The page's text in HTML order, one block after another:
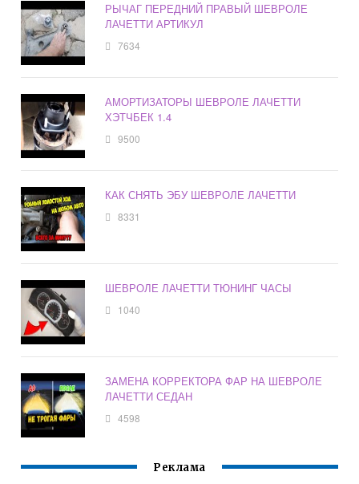
РЫЧАГ ПЕРЕДНИЙ ПРАВЫЙ ШЕВРОЛЕ
ЛАЧЕТТИ АРТИКУЛ
7634
АМОРТИЗАТОРЫ ШЕВРОЛЕ ЛАЧЕТТИ
ХЭТЧБЕК 1.4
9500
КАК СНЯТЬ ЭБУ ШЕВРОЛЕ ЛАЧЕТТИ
8331
ШЕВРОЛЕ ЛАЧЕТТИ ТЮНИНГ ЧАСЫ
1040
ЗАМЕНА КОРРЕКТОРА ФАР НА ШЕВРОЛЕ
ЛАЧЕТТИ СЕДАН
4598
Реклама